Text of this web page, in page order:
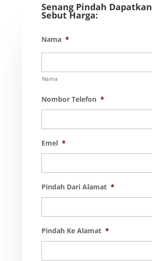
Senang Pindah Dapatkan
Sebut Harga:
Nama *
Nama
Nombor Telefon *
Emel *
Pindah Dari Alamat *
Pindah Ke Alamat *